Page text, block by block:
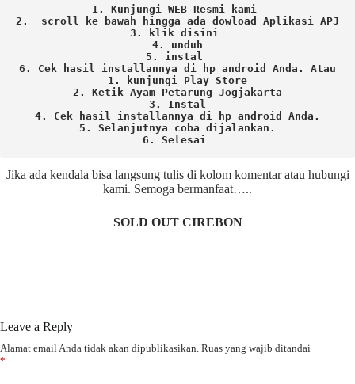
1. Kunjungi WEB Resmi kami
2.  scroll ke bawah hingga ada dowload Aplikasi APJ
3. klik disini
4. unduh
5. instal
6. Cek hasil installannya di hp android Anda. Atau
1. kunjungi Play Store
2. Ketik Ayam Petarung Jogjakarta
3. Instal
4. Cek hasil installannya di hp android Anda.
5. Selanjutnya coba dijalankan.
6. Selesai
Jika ada kendala bisa langsung tulis di kolom komentar atau hubungi
kami. Semoga bermanfaat…..
SOLD OUT CIREBON
Leave a Reply
Alamat email Anda tidak akan dipublikasikan. Ruas yang wajib ditandai
*